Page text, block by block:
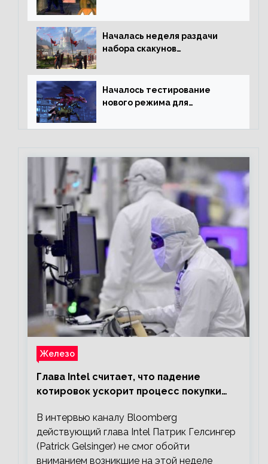
Началась неделя раздачи
набора скакунов
Началось тестирование
нового режима для
online
Железо
Глава Intel считает, что падение
котировок ускорит процесс покупки
В интервью каналу Bloomberg
действующий глава Intel Патрик Гелсингер
(Patrick Gelsinger) не смог обойти
вниманием возникшие на этой неделе